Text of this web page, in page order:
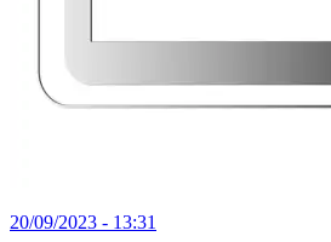
20/09/2023 - 13:31